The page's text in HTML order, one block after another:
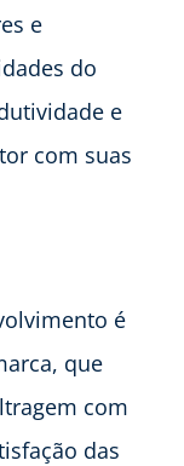
e
do
e
com suas
é
que
com
das